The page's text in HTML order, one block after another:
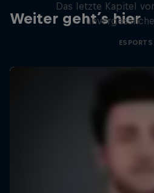
Weiter geht´s hier
Das letzte Kapitel
ESPORTS